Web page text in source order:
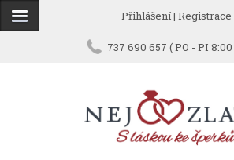
Přihlášení| Registrace
737 690 657 ( PO - PI 8:00